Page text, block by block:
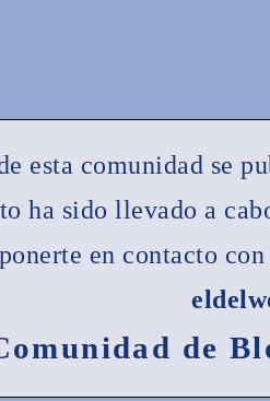
esta comunidad se
ha sido llevado a
en contacto
de